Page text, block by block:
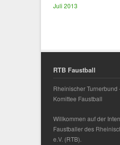
Juli 2013
RTB Faustball
Rheinischer Turnerbund
Komittee Faustball
Willkommen auf der
Faustballer des
e.V. (RTB).